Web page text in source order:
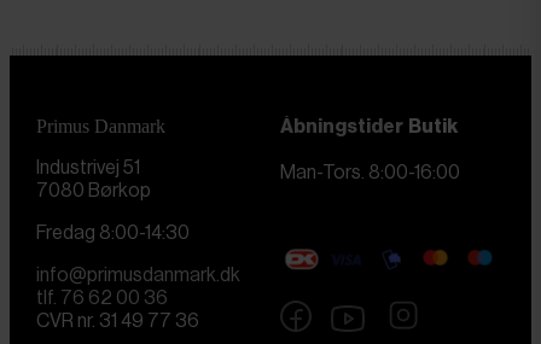
Primus Danmark
Industrivej 51
7080 Børkop
Åbningstider Butik
Man-Tors. 8:00-16:00
Fredag 8:00-14:30
info@primusdanmark.dk
tlf. 76 62 00 36
CVR nr. 31 49 77 36